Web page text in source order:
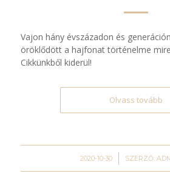
Vajon hány évszázadon és
öröklődött a hajfonat történelme
Cikkünkből kiderül!
Olvass tovább
2020-10-30
/ SZERZŐ: